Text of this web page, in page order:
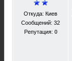
Откуда: Киев
Сообщений: 32
Репутация: 0